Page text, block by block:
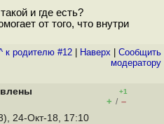
и где есть?
от того, что внутри
к родителю #12 Наверх
Cообщить
модератору
+1
+ / –
24-Окт-18, 17:10